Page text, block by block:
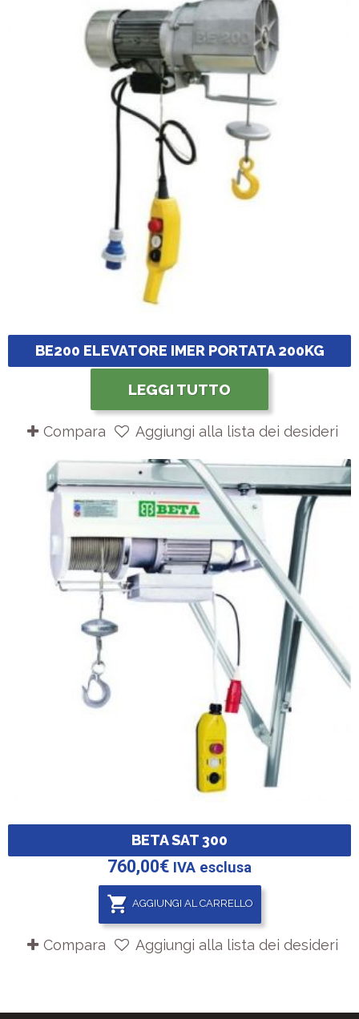
BE200 ELEVATORE IMER PORTATA 200KG
LEGGI TUTTO
Compara Aggiungi alla lista dei desideri
BETA SAT 300
760,00€ IVA esclusa
AGGIUNGI AL CARRELLO
Compara Aggiungi alla lista dei desideri